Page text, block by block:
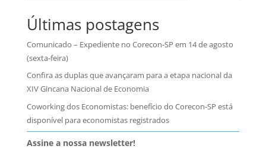
Últimas postagens
Comunicado – Expediente no Corecon-SP em 14 de agosto
(sexta-feira)
Confira as duplas que avançaram para a etapa nacional da
XIV Gincana Nacional de Economia
Coworking dos Economistas: benefício do Corecon-SP está
disponível para economistas registrados
Assine a nossa newsletter!